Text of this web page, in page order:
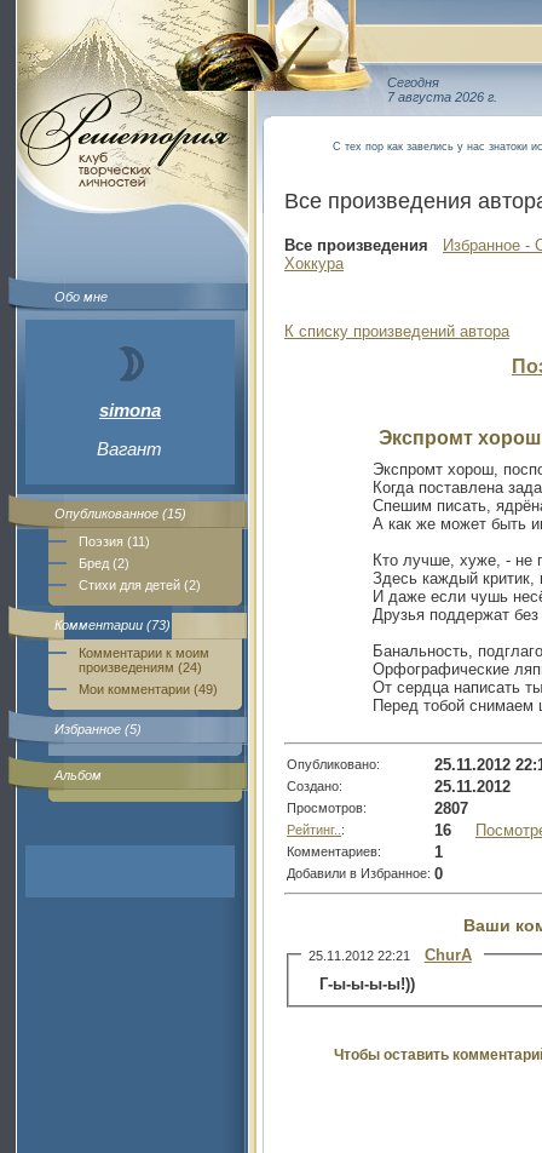
Обо мне
simona
Вагант
Опубликованное (15)
Поэзия (11)
Бред (2)
Стихи для детей (2)
Комментарии (73)
Комментарии к моим
произведениям (24)
Мои комментарии (49)
Избранное (5)
Альбом
Сегодня
7 августа 2026 г.
С тех пор как завелись у нас знатоки
Все произведения
Все произведения
Избранное -
Хоккура
К списку произведений автора
Экспромт
Экспромт хорош,
Когда поставлена
Спешим писать,
А как же может быть
Кто лучше, хуже, - не
Здесь каждый критик,
И даже если чушь
Друзья поддержат
Банальность,
Орфографические
От сердца написать
Перед тобой
Опубликовано: 25.11.2012
Создано: 25.11.2012
Просмотров: 2807
Рейтинг.. : 16
Комментариев: 1
Добавили в Избранное: 0
Ваши
25.11.2012 22:21
ChurA
Г-ы-ы-ы-ы!))
Чтобы оставить